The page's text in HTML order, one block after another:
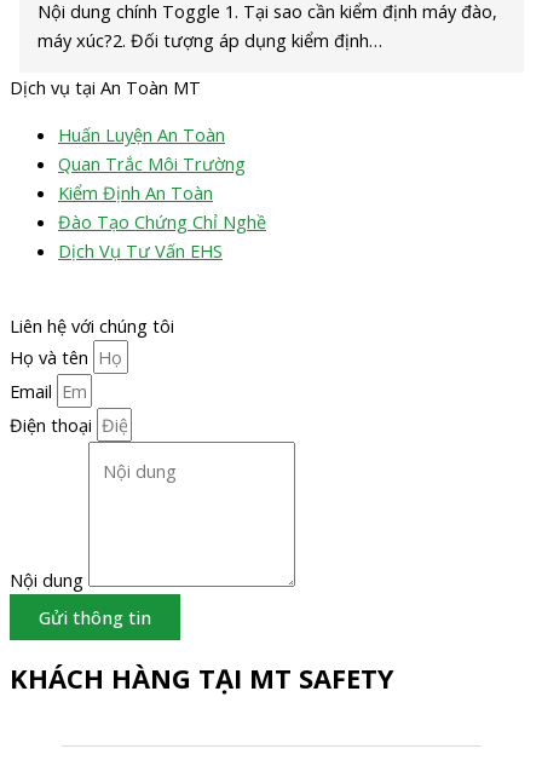
Nội dung chính Toggle 1. Tại sao cần kiểm định máy đào,
máy xúc?2. Đối tượng áp dụng kiểm định…
Dịch vụ tại An Toàn MT
Huấn Luyện An Toàn
Quan Trắc Môi Trường
Kiểm Định An Toàn
Đào Tạo Chứng Chỉ Nghề
Dịch Vụ Tư Vấn EHS
Liên hệ với chúng tôi
Họ và tên
Email
Điện thoại
Nội dung
Gửi thông tin
KHÁCH HÀNG TẠI MT SAFETY